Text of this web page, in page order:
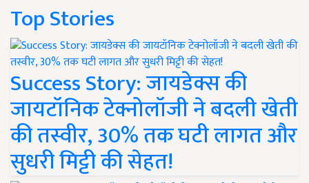
Top Stories
Success Story: जायडेक्स की
जायटॉनिक टेक्नोलॉजी ने बदली खेती
की तस्वीर, 30% तक घटी लागत और
सुधरी मिट्टी की सेहत!